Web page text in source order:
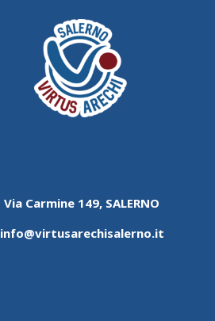
Via Carmine 149, SALERNO
info@virtusarechisalerno.it